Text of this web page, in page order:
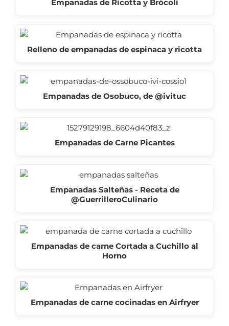
Empanadas de Ricotta y Brócoli
Relleno de empanadas de espinaca y ricotta
Empanadas de Osobuco, de @ivituc
Empanadas de Carne Picantes
Empanadas Salteñas - Receta de
@GuerrilleroCulinario
Empanadas de carne Cortada a Cuchillo al
Horno
Empanadas de carne cocinadas en Airfryer